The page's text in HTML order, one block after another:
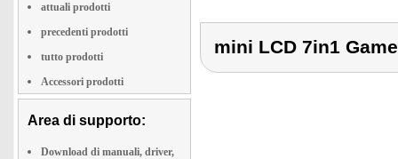
attuali prodotti
precedenti prodotti
tutto prodotti
Accessori prodotti
Area di supporto:
Download di manuali, driver,
mini LCD 7in1 Game